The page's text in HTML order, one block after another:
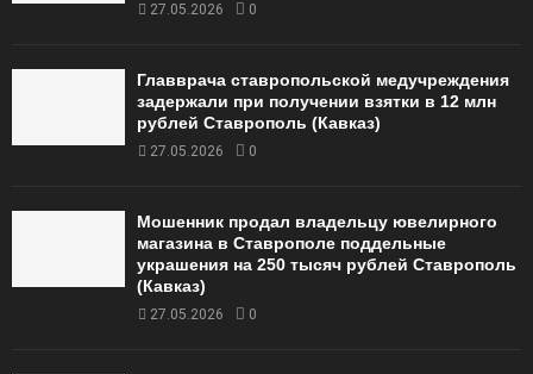
27.05.2026 0
Главврача ставропольской медучреждения
задержали при получении взятки в 12 млн
рублей Ставрополь (Кавказ)
27.05.2026 0
Мошенник продал владельцу ювелирного
магазина в Ставрополе поддельные
украшения на 250 тысяч рублей Ставрополь
(Кавказ)
27.05.2026 0